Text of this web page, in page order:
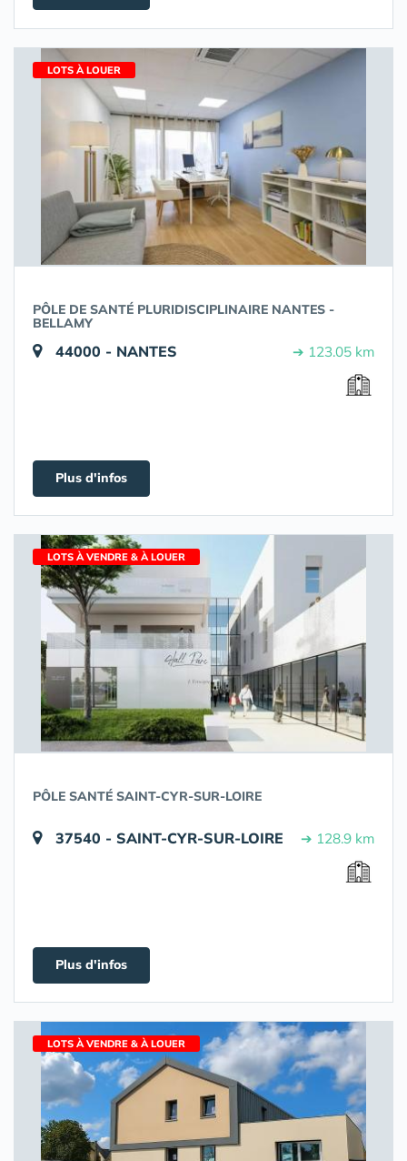
LOTS À LOUER
PÔLE DE SANTÉ PLURIDISCIPLINAIRE NANTES -
BELLAMY
44000 - NANTES ➔ 123.05 km
Plus d'infos
LOTS À VENDRE & À LOUER
PÔLE SANTÉ SAINT-CYR-SUR-LOIRE
37540 - SAINT-CYR-SUR-LOIRE ➔ 128.9 km
Plus d'infos
LOTS À VENDRE & À LOUER